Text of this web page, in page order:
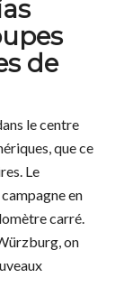
de
le centre
que ce
Le
en
carré.
on